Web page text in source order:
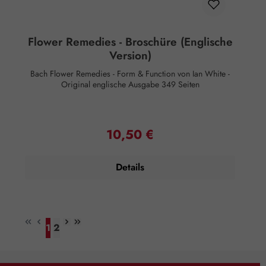
ziehen Sie auch diese heraus. Diese Karte bezieht sich in
Flower Remedies - Broschüre (Englische
Version)
Bach Flower Remedies - Form & Function von Ian White -
Original englische Ausgabe 349 Seiten
Regulärer Preis:
10,50 €
Details
Seite
1 2